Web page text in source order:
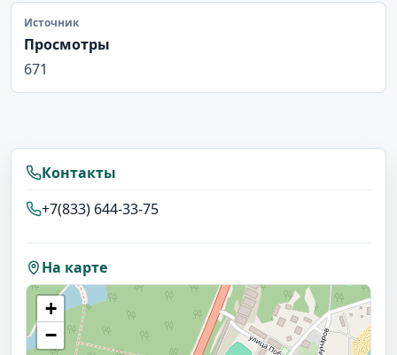
Источник
Просмотры
671
Контакты
+7(833) 644-33-75
На карте
+
−